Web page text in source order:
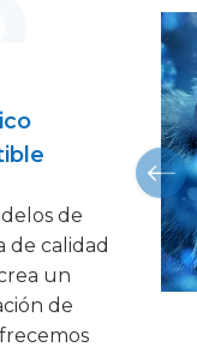
de
de calidad
un
de